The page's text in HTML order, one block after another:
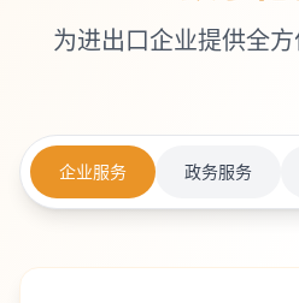
为进出口企业提供全
企业服务 政务服务